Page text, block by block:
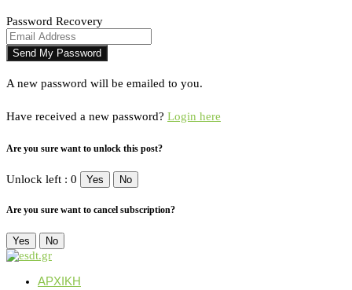
Password Recovery
A new password will be emailed to you.
Have received a new password? Login here
Are you sure want to unlock this post?
Unlock left : 0 Yes No
Are you sure want to cancel subscription?
Yes No
ΑΡΧΙΚΗ